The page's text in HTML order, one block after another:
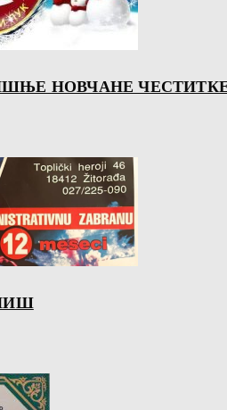
НОВЧАНЕ